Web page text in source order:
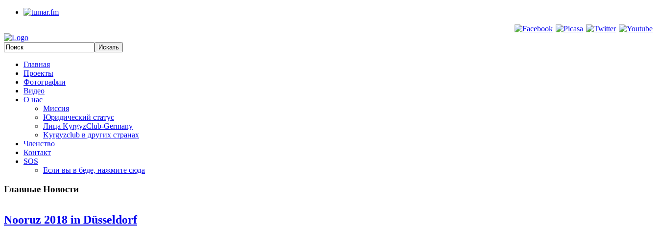
Главная
Проекты
Фотографии
Видео
О нас
Миссия
Юридический статус
Лица KyrgyzClub-Germany
Kyrgyzclub в других странах
Членство
Контакт
SOS
Если вы в беде, нажмите сюда
Главные Новости
Nooruz 2018 in Düsseldorf